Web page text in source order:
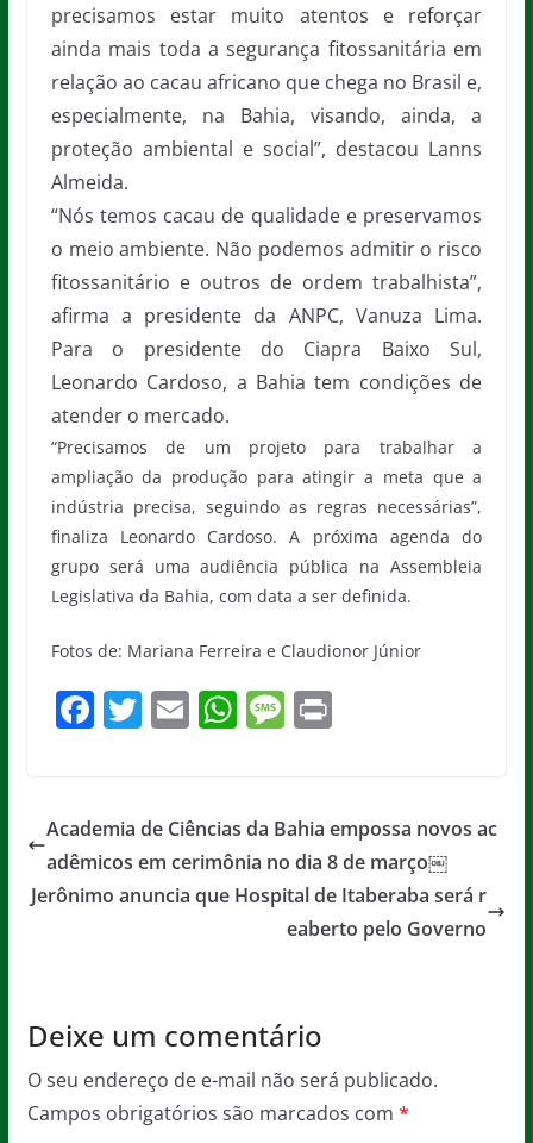
precisamos estar muito atentos e reforçar
ainda mais toda a segurança fitossanitária em
relação ao cacau africano que chega no Brasil e,
especialmente, na Bahia, visando, ainda, a
proteção ambiental e social”, destacou Lanns
Almeida.
“Nós temos cacau de qualidade e preservamos
o meio ambiente. Não podemos admitir o risco
fitossanitário e outros de ordem trabalhista”,
afirma a presidente da ANPC, Vanuza Lima.
Para o presidente do Ciapra Baixo Sul,
Leonardo Cardoso, a Bahia tem condições de
atender o mercado.
“Precisamos de um projeto para trabalhar a
ampliação da produção para atingir a meta que a
indústria precisa, seguindo as regras necessárias”,
finaliza Leonardo Cardoso. A próxima agenda do
grupo será uma audiência pública na Assembleia
Legislativa da Bahia, com data a ser definida.
Fotos de: Mariana Ferreira e Claudionor Júnior
F
e
b
o
T
er
E
l
W
s
A
p
M
a
g
e
Pr
Academia de Ciências da Bahia empossa novos ac
adêmicos em cerimônia no dia 8 de março￼
Jerônimo anuncia que Hospital de Itaberaba será r
eaberto pelo Governo
Deixe um comentário
O seu endereço de e-mail não será publicado.
Campos obrigatórios são marcados com *